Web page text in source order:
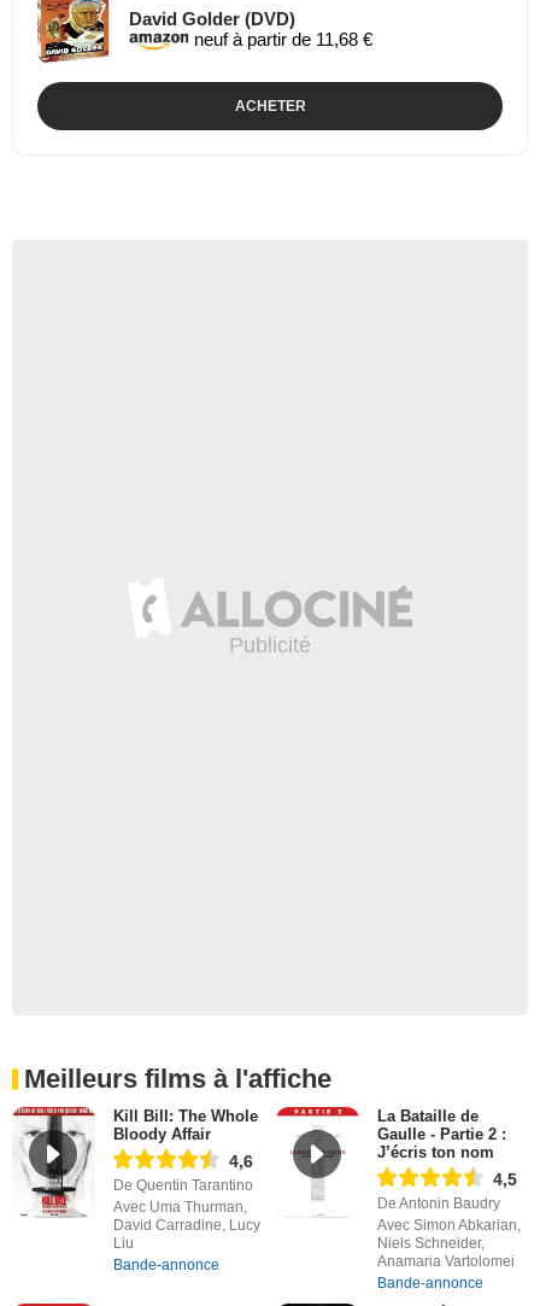
David Golder (DVD)
neuf à partir de 11,68 €
ACHETER
Meilleurs films à l'affiche
Kill Bill: The Whole
Bloody Affair
4,6
De Quentin Tarantino
Avec Uma Thurman,
David Carradine, Lucy
Liu
Bande-annonce
La Bataille de
Gaulle - Partie 2 :
J’écris ton nom
4,5
De Antonin Baudry
Avec Simon Abkarian,
Niels Schneider,
Anamaria Vartolomei
Bande-annonce